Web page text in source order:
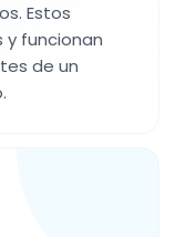
Estos
y funcionan
de un